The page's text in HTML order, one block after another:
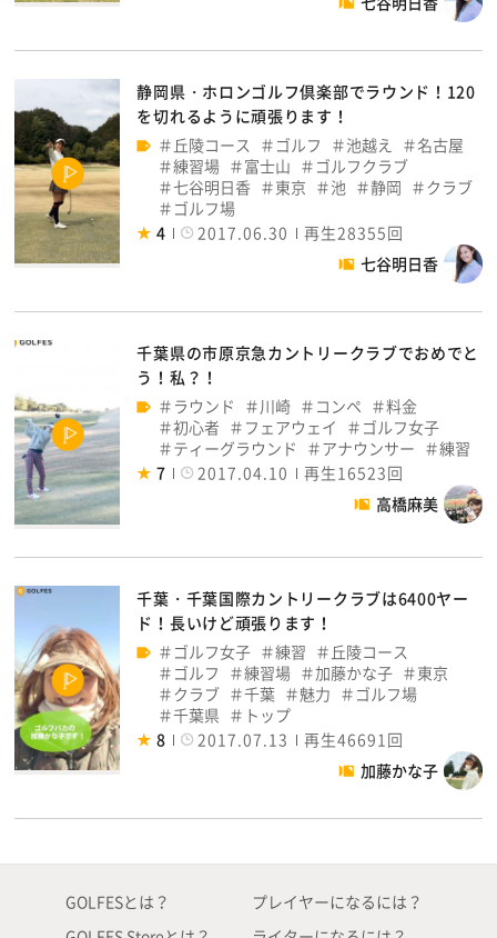
静岡県・ホロンゴルフ倶楽部でラウンド！120
を切れるように頑張ります！
丘陵コース
ゴルフ 池越え
名古屋
練習場
富士山
ゴルフクラブ
七谷明日香
東京 池 静岡
クラブ
ゴルフ場
4
2017.06.30
再生28355回
七谷明日香
千葉県の市原京急カントリークラブでおめでと
う！私？！
ラウンド
川崎 コンペ
料金
初心者
フェアウェイ
ゴルフ女子
ティーグラウンド
アナウンサー
練習
7
2017.04.10
再生16523回
高橋麻美
千葉・千葉国際カントリークラブは6400ヤー
ド！長いけど頑張ります！
ゴルフ女子
練習
丘陵コース
ゴルフ
練習場 加藤かな子
東京
クラブ
千葉 魅力
ゴルフ場
千葉県
トップ
8
2017.07.13
再生46691回
加藤かな子
GOLFESとは？
プレイヤーになるには？